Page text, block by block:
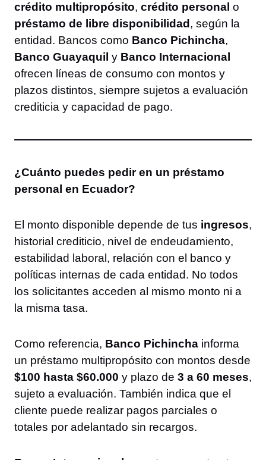
crédito multipropósito, crédito personal o
préstamo de libre disponibilidad , según la
entidad. Bancos como Banco Pichincha,
Banco Guayaquil y Banco Internacional
ofrecen líneas de consumo con montos y
plazos distintos, siempre sujetos a evaluación
crediticia y capacidad de pago.
¿Cuánto puedes pedir en un préstamo
personal en Ecuador?
El monto disponible depende de tus ingresos,
historial crediticio, nivel de endeudamiento,
estabilidad laboral, relación con el banco y
políticas internas de cada entidad. No todos
los solicitantes acceden al mismo monto ni a
la misma tasa.
Como referencia, Banco Pichincha informa
un préstamo multipropósito con montos desde
$100 hasta $60.000 y plazo de 3 a 60 meses,
sujeto a evaluación. También indica que el
cliente puede realizar pagos parciales o
totales por adelantado sin recargos.